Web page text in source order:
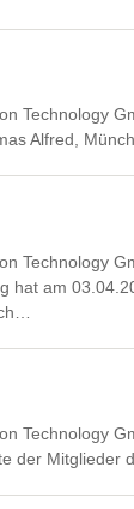
Technology
Alfred,
Technology
hat am
Technology
der Mitglieder